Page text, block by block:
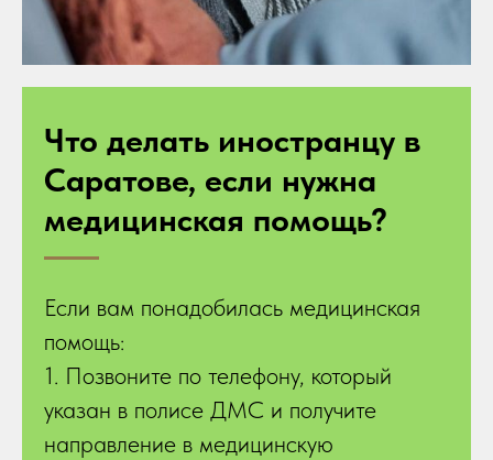
Что делать иностранцу в
Саратове, если нужна
медицинская помощь?
Если вам понадобилась медицинская
помощь:
1. Позвоните по телефону, который
указан в полисе ДМС и получите
направление в медицинскую